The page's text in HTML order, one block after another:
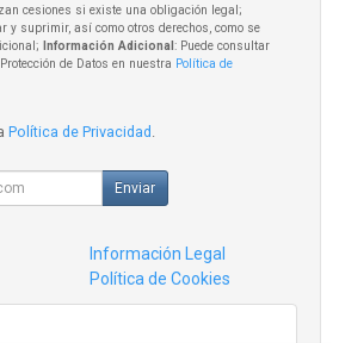
cesiones si existe una obligación legal;
y suprimir, así como otros derechos, como se
Información Adicional : Puede consultar
de Datos en nuestra Política de
Política de Privacidad
Enviar
Información Legal
Política de Cookies